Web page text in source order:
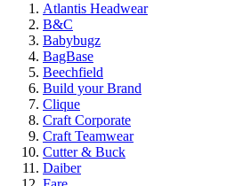
Atlantis Headwear
B&C
Babybugz
BagBase
Beechfield
Build your Brand
Clique
Craft Corporate
Craft Teamwear
Cutter & Buck
Daiber